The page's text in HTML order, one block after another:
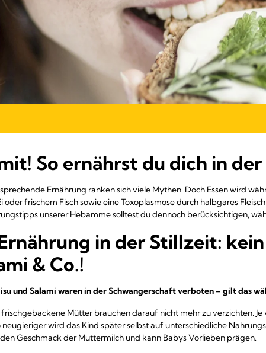
So ernährst du dich in
Ernährung ranken sich viele Mythen. Doch Essen wird
oder frischem Fisch sowie eine Toxoplasmose durch halbgares
unserer Hebamme solltest du dennoch berücksichtigen,
in der Stillzeit:
& Co.!
und Salami waren in der Schwangerschaft verboten – gilt das
frischgebackene Mütter brauchen darauf nicht mehr zu verzichten.
neugieriger wird das Kind später selbst auf unterschiedliche
Geschmack der Muttermilch und kann Babys Vorlieben prägen.